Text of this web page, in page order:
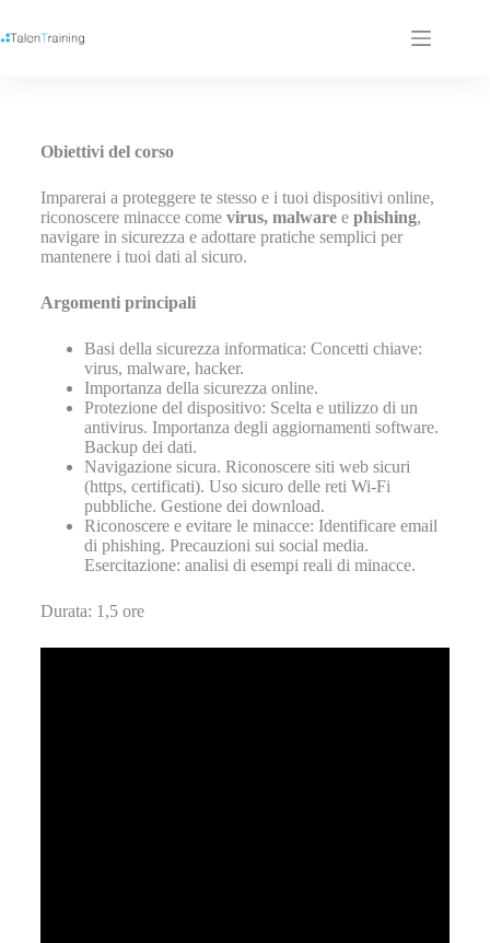
Obiettivi del corso
Imparerai a proteggere te stesso e i tuoi dispositivi online,
riconoscere minacce come virus, malware ephishing,
navigare in sicurezza e adottare pratiche semplici per
mantenere i tuoi dati al sicuro.
Argomenti principali
Basi della sicurezza informatica: Concetti chiave:
virus, malware, hacker.
Importanza della sicurezza online.
Protezione del dispositivo: Scelta e utilizzo di un
antivirus. Importanza degli aggiornamenti software.
Backup dei dati.
Navigazione sicura. Riconoscere siti web sicuri
(https, certificati). Uso sicuro delle reti Wi-Fi
pubbliche. Gestione dei download.
Riconoscere e evitare le minacce: Identificare email
di phishing. Precauzioni sui social media.
Esercitazione: analisi di esempi reali di minacce.
Durata: 1,5 ore